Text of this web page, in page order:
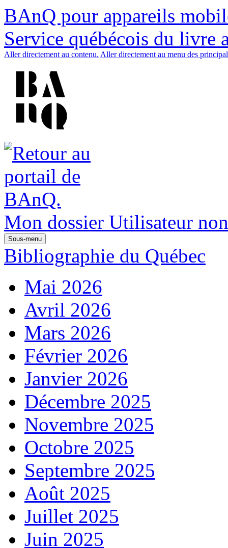
BAnQ pour appareils
Service québécois du livre
Aller directement au contenu. Aller directement au menu des
Mon dossier Utilisateur
Sous-menu
Bibliographie du Québec
Mai 2026
Avril 2026
Mars 2026
Février 2026
Janvier 2026
Décembre 2025
Novembre 2025
Octobre 2025
Septembre 2025
Août 2025
Juillet 2025
Juin 2025